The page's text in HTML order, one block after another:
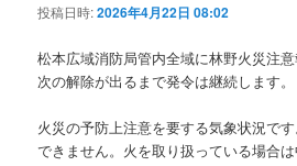
投稿日時:2026年4月22日 08:02
松本広域消防局管内全域に林野火災注意
次の解除が出るまで発令は継続します。
火災の予防上注意を要する気象状況で
できません。火を取り扱っている場合は